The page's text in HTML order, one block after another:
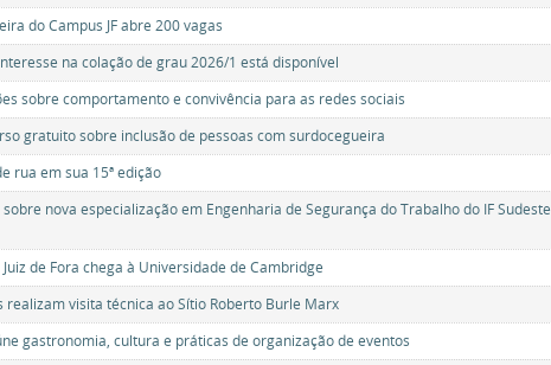
do Campus JF abre 200 vagas
na colação de grau 2026/1 está disponível
sobre comportamento e convivência para as redes sociais
gratuito sobre inclusão de pessoas com surdocegueira
rua em sua 15ª edição
nova especialização em Engenharia de Segurança do Trabalho do IF Sudeste
de Fora chega à Universidade de Cambridge
visita técnica ao Sítio Roberto Burle Marx
gastronomia, cultura e práticas de organização de eventos